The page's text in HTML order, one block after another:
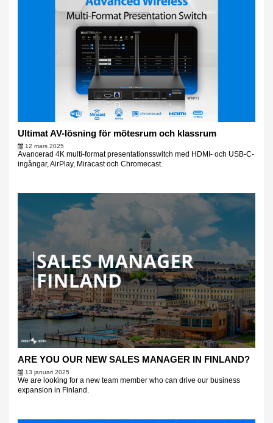
Ultimat AV-lösning för mötesrum och klassrum
12 mars 2025
Avancerad 4K multi-format presentationsswitch med HDMI- och USB-C-
ingångar, AirPlay, Miracast och Chromecast.
ARE YOU OUR NEW SALES MANAGER IN FINLAND?
13 januari 2025
We are looking for a new team member who can drive our business
expansion in Finland.